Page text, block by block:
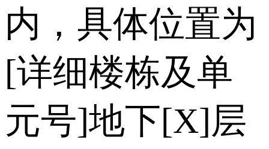
内，具体位置为
[详细楼栋及单
元号]地下[X]层